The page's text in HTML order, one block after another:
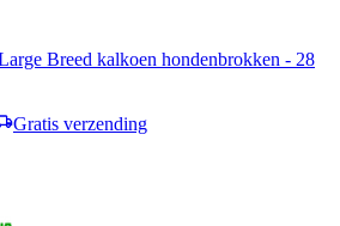
Breed kalkoen hondenbrokken - 28
Gratis verzending